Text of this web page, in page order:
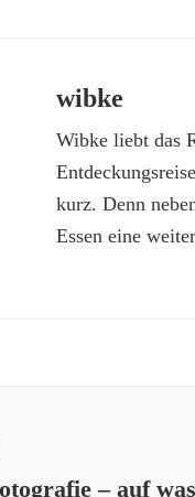
wibke
Wibke liebt das
kurz. Denn
Essen eine
– auf was